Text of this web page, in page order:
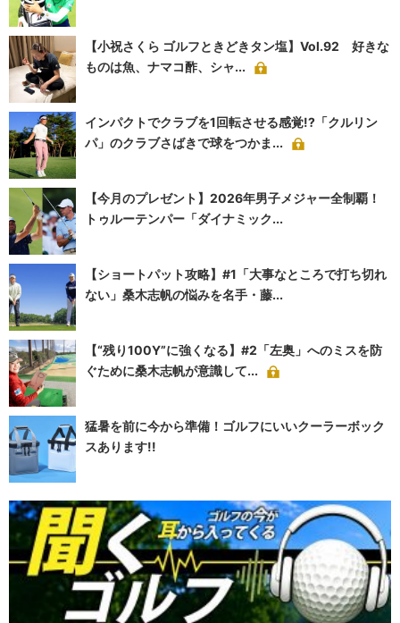
【小祝さくら ゴルフときどきタン塩】Vol.92 好きな
ものは魚、ナマコ酢、シャ...
インパクトでクラブを1回転させる感覚!?「クルリン
パ」のクラブさばきで球をつかま...
【今月のプレゼント】2026年男子メジャー全制覇！
トゥルーテンパー「ダイナミック...
【ショートパット攻略】#1「大事なところで打ち切れ
ない」桑木志帆の悩みを名手・藤...
【“残り100Y”に強くなる】#2「左奥」へのミスを防
ぐために桑木志帆が意識して...
猛暑を前に今から準備！ゴルフにいいクーラーボック
スあります!!